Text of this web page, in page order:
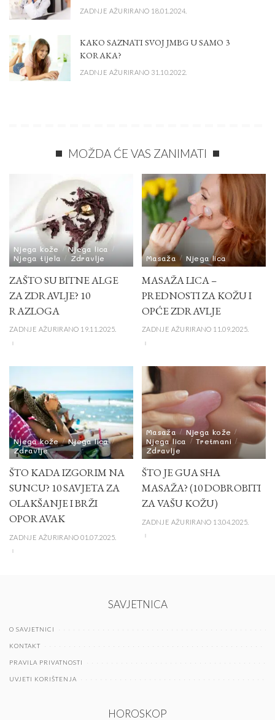
ZADNJE AŽURIRANO 18.01.2024.
KAKO SAZNATI SVOJ JMBG U SAMO 3
KORAKA?
ZADNJE AŽURIRANO 31.10.2022.
MOŽDA ĆE VAS ZANIMATI
Njega kože
Njega lica
Njega tijela
Zdravlje
ZAŠTO SU BITNE ALGE
ZA ZDRAVLJE? 10
RAZLOGA
ZADNJE AŽURIRANO 19.11.2025.
Masaža Njega lica
MASAŽA LICA –
PREDNOSTI ZA KOŽU I
OPĆE ZDRAVLJE
ZADNJE AŽURIRANO 11.09.2025.
Njega kože
Njega lica
Zdravlje
ŠTO KADA IZGORIM NA
SUNCU? 10 SAVJETA ZA
OLAKŠANJE I BRŽI
OPORAVAK
ZADNJE AŽURIRANO 01.07.2025.
Masaža
Njega kože
Njega lica
Tretmani
Zdravlje
ŠTO JE GUA SHA
MASAŽA? (10 DOBROBITI
ZA VAŠU KOŽU)
ZADNJE AŽURIRANO 13.04.2025.
SAVJETNICA
O SAVJETNICI
KONTAKT
PRAVILA PRIVATNOSTI
UVJETI KORIŠTENJA
HOROSKOP